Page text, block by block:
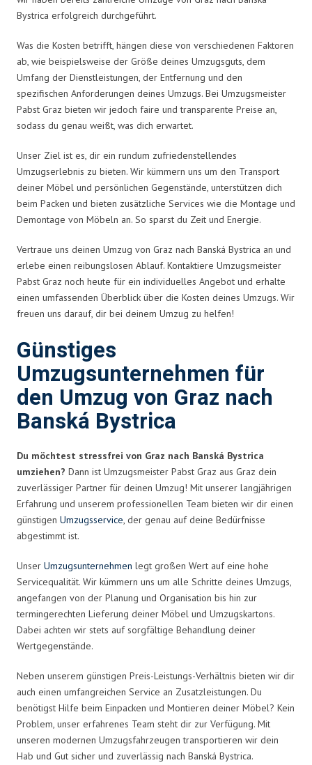
Bystrica erfolgreich durchgeführt.
Was die Kosten betrifft, hängen diese von verschiedenen Faktoren
ab, wie beispielsweise der Größe deines Umzugsguts, dem
Umfang der Dienstleistungen, der Entfernung und den
spezifischen Anforderungen deines Umzugs. Bei Umzugsmeister
Pabst Graz bieten wir jedoch faire und transparente Preise an,
sodass du genau weißt, was dich erwartet.
Unser Ziel ist es, dir ein rundum zufriedenstellendes
Umzugserlebnis zu bieten. Wir kümmern uns um den Transport
deiner Möbel und persönlichen Gegenstände, unterstützen dich
beim Packen und bieten zusätzliche Services wie die Montage und
Demontage von Möbeln an. So sparst du Zeit und Energie.
Vertraue uns deinen Umzug von Graz nach Banská Bystrica an und
erlebe einen reibungslosen Ablauf. Kontaktiere Umzugsmeister
Pabst Graz noch heute für ein individuelles Angebot und erhalte
einen umfassenden Überblick über die Kosten deines Umzugs. Wir
freuen uns darauf, dir bei deinem Umzug zu helfen!
Günstiges
Umzugsunternehmen für
den Umzug von Graz nach
Banská Bystrica
Du möchtest stressfrei von Graz nach Banská Bystrica
umziehen? Dann ist Umzugsmeister Pabst Graz aus Graz dein
zuverlässiger Partner für deinen Umzug! Mit unserer langjährigen
Erfahrung und unserem professionellen Team bieten wir dir einen
günstigen Umzugsservice, der genau auf deine Bedürfnisse
abgestimmt ist.
Unser Umzugsunternehmen legt großen Wert auf eine hohe
Servicequalität. Wir kümmern uns um alle Schritte deines Umzugs,
angefangen von der Planung und Organisation bis hin zur
termingerechten Lieferung deiner Möbel und Umzugskartons.
Dabei achten wir stets auf sorgfältige Behandlung deiner
Wertgegenstände.
Neben unserem günstigen Preis-Leistungs-Verhältnis bieten wir dir
auch einen umfangreichen Service an Zusatzleistungen. Du
benötigst Hilfe beim Einpacken und Montieren deiner Möbel? Kein
Problem, unser erfahrenes Team steht dir zur Verfügung. Mit
unseren modernen Umzugsfahrzeugen transportieren wir dein
Hab und Gut sicher und zuverlässig nach Banská Bystrica.